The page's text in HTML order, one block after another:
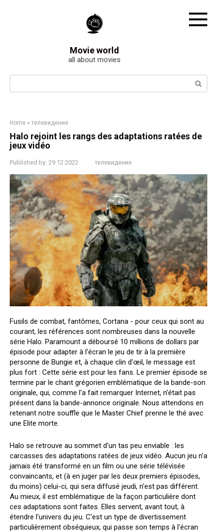
Movie world
all about movies
Search:
Home » телевидение
Halo rejoint les rangs des adaptations ratées de
jeux vidéo
Published by: 29.12.2022 телевидение
Fusils de combat, fantômes, Cortana - pour ceux qui sont au
courant, les références sont nombreuses dans la nouvelle
série Halo. Paramount a déboursé 10 millions de dollars par
épisode pour adapter à l'écran le jeu de tir à la première
personne de Bungie et, à chaque clin d'œil, le message est
plus fort : Cette série est pour les fans. Le premier épisode se
termine par le chant grégorien emblématique de la bande-son
originale, qui, comme l'a fait remarquer Internet, n'était pas
présent dans la bande-annonce originale. Nous attendons en
retenant notre souffle que le Master Chief prenne le thé avec
une Elite morte.
Halo se retrouve au sommet d'un tas peu enviable : les
carcasses des adaptations ratées de jeux vidéo. Aucun jeu n'a
jamais été transformé en un film ou une série télévisée
convaincants, et (à en juger par les deux premiers épisodes,
du moins) celui-ci, qui sera diffusé jeudi, n'est pas différent.
Au mieux, il est emblématique de la façon particulière dont
ces adaptations sont faites. Elles servent, avant tout, à
étendre l'univers du jeu. C'est un type de divertissement
particulièrement obséquieux, qui passe son temps à l'écran